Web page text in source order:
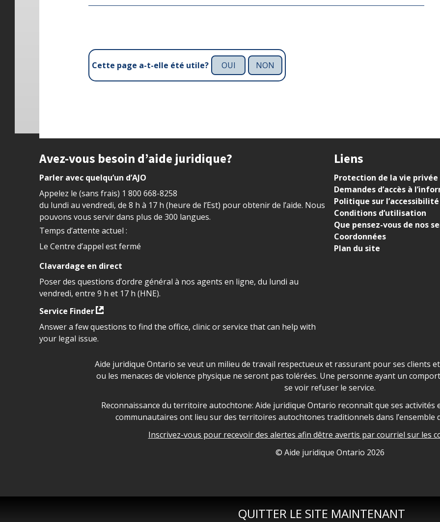
QUITTER LE SITE MAINTENANT
Cette page a-t-elle été utile? OUI NON
Site footer
Avez-vous besoin d’aide juridique?
Parler avec quelqu’un d’AJO
Appelez le (sans frais) 1 800 668-8258
du lundi au vendredi, de 8 h à 17 h (heure de l’Est) pour obtenir de l’aide. Nous
pouvons vous servir dans plus de 300 langues.
Temps d’attente actuel :
Le Centre d’appel est fermé
Clavardage en direct
Poser des questions d’ordre général à nos agents en ligne, du lundi au
vendredi, entre 9 h et 17 h (HNE).
Service Finder
Answer a few questions to find the office, clinic or service that can help with
your legal issue.
Liens
Protection de la vie privée
Demandes d’accès à
Politique sur l’accessibilité
Conditions d’utilisation
Que pensez-vous de nos
Coordonnées
Plan du site
Déclaration sur la sécurité dans les locaux d'AJO.
Aide juridique Ontario se veut un milieu de travail respectueux et rassurant pour ses clients
ou les menaces de violence physique ne seront pas tolérées. Une personne ayant un
se voir refuser le service.
Legal Aid Ontario land acknowledgement
Reconnaissance du territoire autochtone: Aide juridique Ontario reconnaît que ses activités
communautaires ont lieu sur des territoires autochtones traditionnels dans l’ensemble
Inscrivez-vous pour recevoir des alertes afin dêtre avertis par courriel sur les
© Aide juridique Ontario 2026